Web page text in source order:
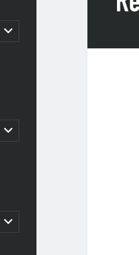
open
child
open
child
open
child